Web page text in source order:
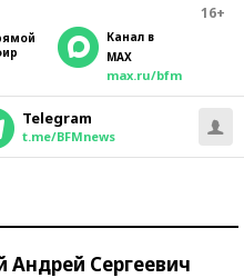
16+
Канал в
MAX
max.ru/bfm
Telegram
t.me/BFMnews
Андрей Сергеевич